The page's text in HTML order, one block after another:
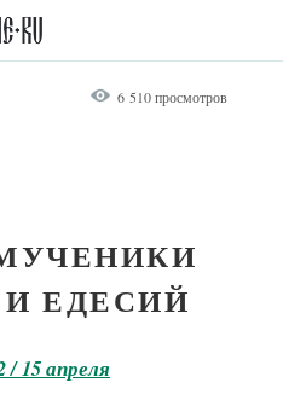
6 510 просмотров
ЕДЕСИЙ
/ 15 апреля